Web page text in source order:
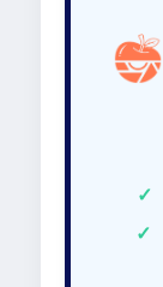
✓
✓